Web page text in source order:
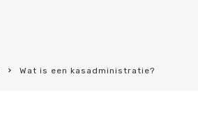
Wat is een kasadministratie?